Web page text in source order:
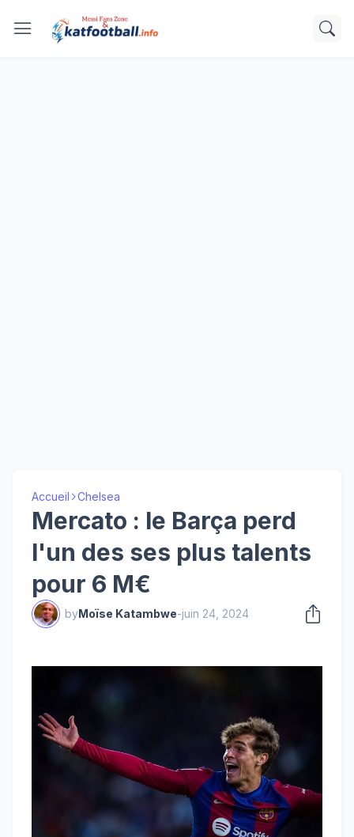
Accueil Chelsea
Mercato : le Barça perd
l'un des ses plus talents
pour 6 M€
byMoïse Katambwe-juin 24, 2024